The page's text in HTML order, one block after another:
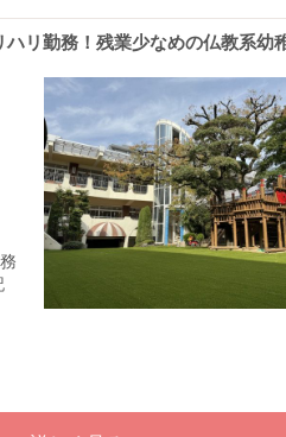
リ勤務！残業少なめの仏教系幼